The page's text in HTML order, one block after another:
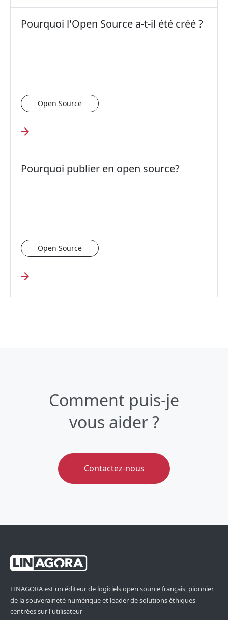
Pourquoi l'Open Source a-t-il été créé ?
Open Source
Pourquoi publier en open source?
Open Source
Comment puis-je
vous aider ?
Contactez-nous
LINAGORA est un éditeur de logiciels open source français, pionnier
de la souveraineté numérique et leader de solutions éthiques
centrées sur l'utilisateur